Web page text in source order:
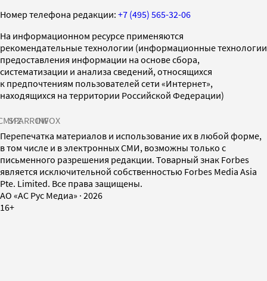
Номер телефона редакции: +7 (495) 565-32-06
На информационном ресурсе применяются
рекомендательные технологии (информационные технологии
предоставления информации на основе сбора,
систематизации и анализа сведений, относящихся
к предпочтениям пользователей сети «Интернет»,
находящихся на территории Российской Федерации)
SPARROWINFOX
Перепечатка материалов и использование их в любой форме,
в том числе и в электронных СМИ, возможны только с
письменного разрешения редакции. Товарный знак Forbes
является исключительной собственностью Forbes Media Asia
Pte. Limited. Все права защищены.
AO «АС Рус Медиа» · 2026
16+